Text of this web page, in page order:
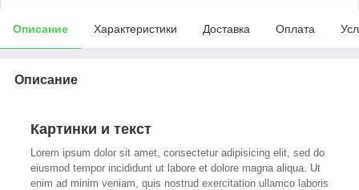
Описание Характеристики Доставка Оплата
Описание
Картинки и текст
Lorem ipsum dolor sit amet, consectetur adipisicing elit, sed do
eiusmod tempor incididunt ut labore et dolore magna aliqua. Ut
enim ad minim veniam, quis nostrud exercitation ullamco laboris